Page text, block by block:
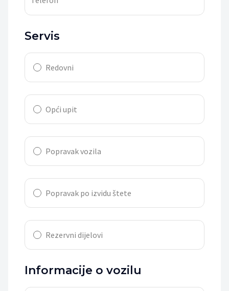
Servis
Redovni
Opći upit
Popravak vozila
Popravak po izvidu štete
Rezervni dijelovi
Informacije o vozilu